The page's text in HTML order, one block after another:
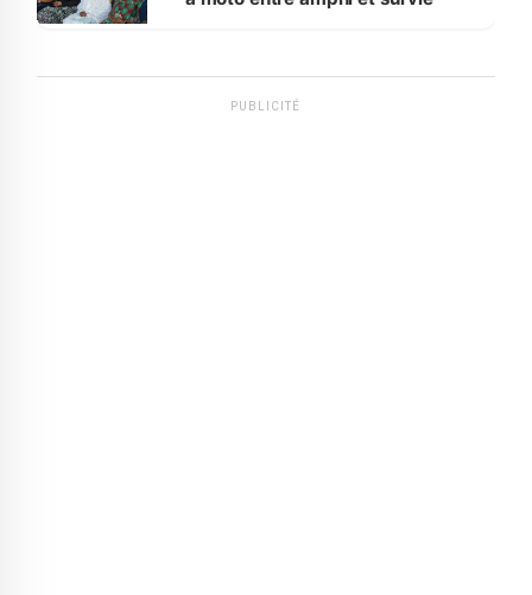
PUBLICITÉ